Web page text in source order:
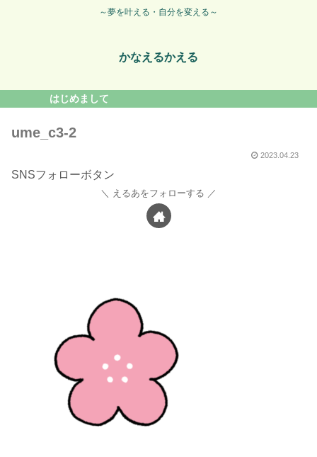
～夢を叶える・自分を変える～
かなえるかえる
はじめまして
ume_c3-2
2023.04.23
SNSフォローボタン
えるあをフォローする